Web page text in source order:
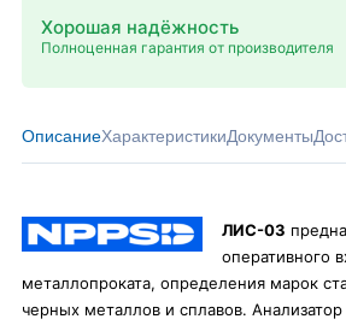
Хорошая надёжность
Полноценная гарантия от производителя
ОписаниеХарактеристикиДокументы
ЛИС-03
оперативного
металлопроката, определения марок
черных металлов и сплавов.